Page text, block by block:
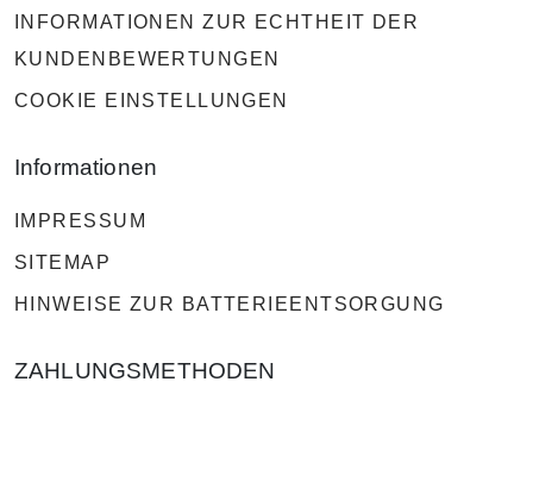
INFORMATIONEN ZUR ECHTHEIT DER
KUNDENBEWERTUNGEN
COOKIE EINSTELLUNGEN
Informationen
IMPRESSUM
SITEMAP
HINWEISE ZUR BATTERIEENTSORGUNG
ZAHLUNGSMETHODEN